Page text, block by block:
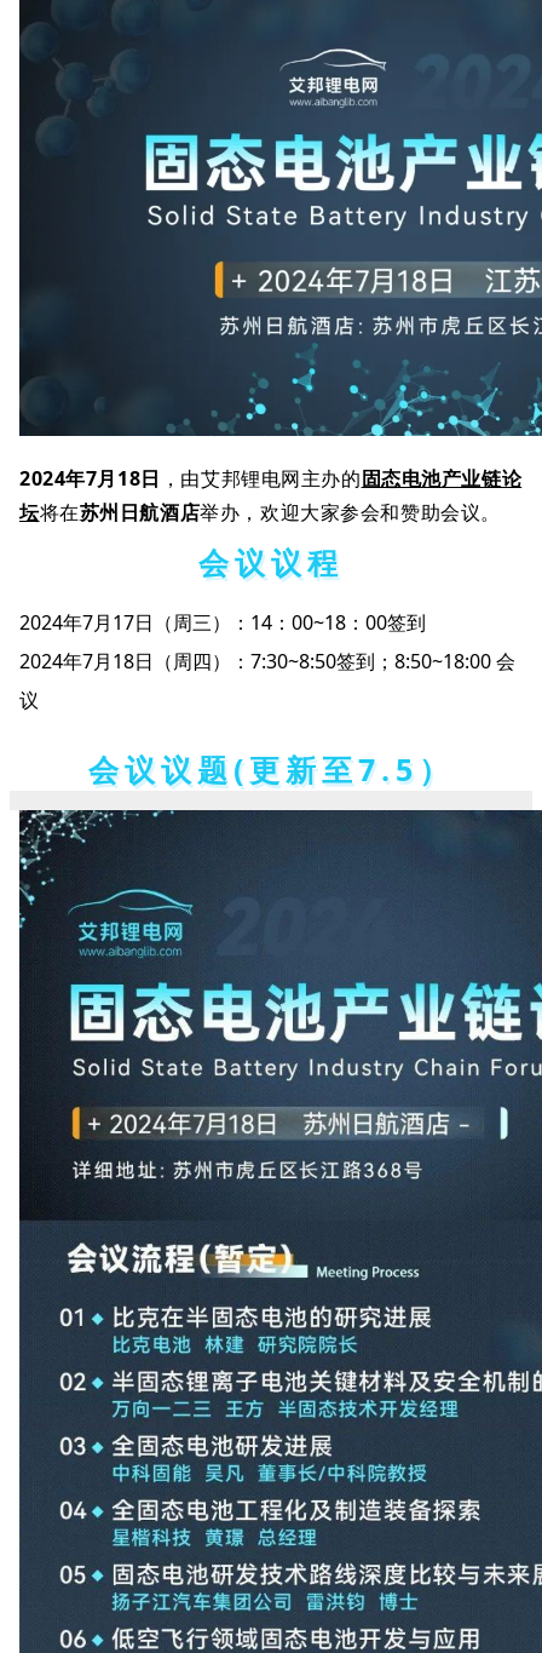
2024年7月18日 ，由艾邦锂电网主办的固态电池产业链论
坛将在苏州日航酒店举办，欢迎大家参会和赞助会议。
会议议程
2024年7月17日（周三）：14：00~18：00签到
2024年7月18日（周四）：7:30~8:50签到；8:50~18:00 会
议
会议议题(更新至7.5）